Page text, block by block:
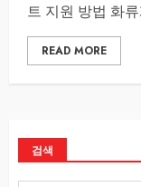
트 지원 방법 화
READ MORE
검색